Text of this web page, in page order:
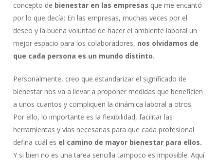
concepto de bienestar en las empresas que me encantó
por lo que decía: En las empresas, muchas veces por el
deseo y la buena voluntad de hacer el ambiente laboral un
mejor espacio para los colaboradores, nos olvidamos de
que cada persona es un mundo distinto.
Personalmente, creo que estandarizar el significado de
bienestar nos va a llevar a proponer medidas que beneficien
a unos cuantos y compliquen la dinámica laboral a otros.
Por ello, lo importante es la flexibilidad, facilitar las
herramientas y vías necesarias para que cada profesional
defina cuál es el camino de mayor bienestar para ellos.
Y si bien no es una tarea sencilla tampoco es imposible. Aquí